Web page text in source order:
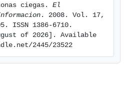
ciegas. El
. 2008. Vol. 17,
ISSN 1386-6710.
of 2026]. Available
2445/23522